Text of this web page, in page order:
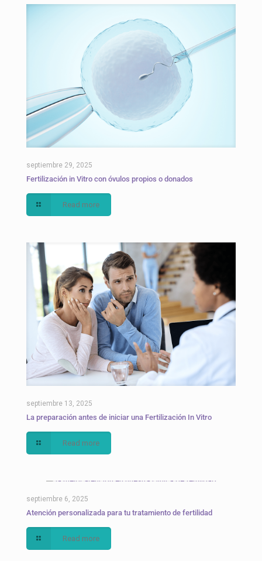
septiembre 29, 2025
Fertilización in Vitro con óvulos propios o donados
Read more
septiembre 13, 2025
La preparación antes de iniciar una Fertilización In Vitro
Read more
septiembre 6, 2025
Atención personalizada para tu tratamiento de fertilidad
Read more